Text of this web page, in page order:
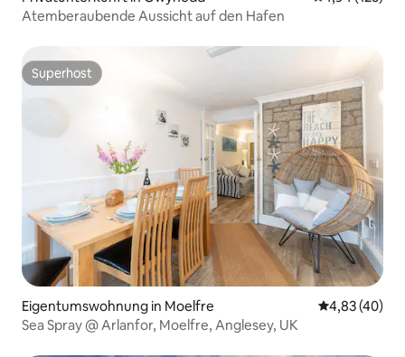
Atemberaubende Aussicht auf den Hafen
Superhost
Superhost
Eigentumswohnung in Moelfre
4,83 (40)
Sea Spray @ Arlanfor, Moelfre, Anglesey, UK